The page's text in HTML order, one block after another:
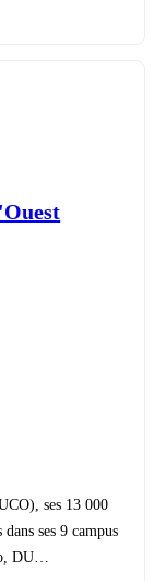
ses 13 000
ses 9 campus
DU…